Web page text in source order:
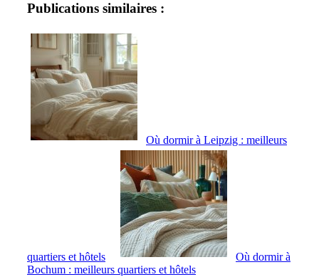
Publications similaires :
Où dormir à Leipzig : meilleurs
quartiers et hôtels
Où dormir à
Bochum : meilleurs quartiers et hôtels